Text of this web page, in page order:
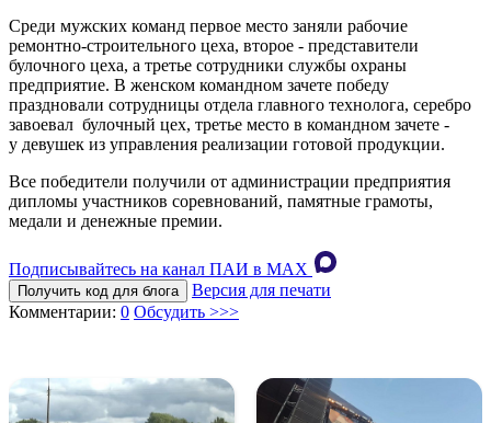
Среди мужских команд первое место заняли рабочие
ремонтно-строительного цеха, второе - представители
булочного цеха, а третье сотрудники службы охраны
предприятие. В женском командном зачете победу
праздновали сотрудницы отдела главного технолога, серебро
завоевал булочный цех, третье место в командном зачете -
у девушек из управления реализации готовой продукции.
Все победители получили от администрации предприятия
дипломы участников соревнований, памятные грамоты,
медали и денежные премии.
Подписывайтесь на канал ПАИ в MAХ
Получить код для блога
Версия для печати
Комментарии: 0 Обсудить >>>